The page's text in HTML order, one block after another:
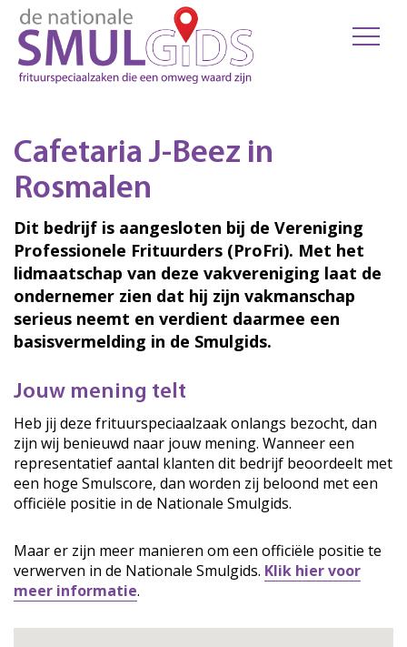
Cafetaria J-Beez in
Rosmalen
Dit bedrijf is aangesloten bij de Vereniging
Professionele Frituurders (ProFri). Met het
lidmaatschap van deze vakvereniging laat de
ondernemer zien dat hij zijn vakmanschap
serieus neemt en verdient daarmee een
basisvermelding in de Smulgids.
Jouw mening telt
Heb jij deze frituurspeciaalzaak onlangs bezocht, dan
zijn wij benieuwd naar jouw mening. Wanneer een
representatief aantal klanten dit bedrijf beoordeelt met
een hoge Smulscore, dan worden zij beloond met een
officiële positie in de Nationale Smulgids.
Maar er zijn meer manieren om een officiële positie te
verwerven in de Nationale Smulgids. Klik hier voor
meer informatie.